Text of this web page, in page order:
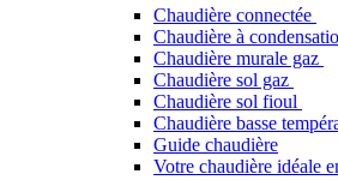
Chaudière connectée
Chaudière à
Chaudière murale gaz
Chaudière sol gaz
Chaudière sol fioul
Chaudière basse
Guide chaudière
Votre chaudière idéale